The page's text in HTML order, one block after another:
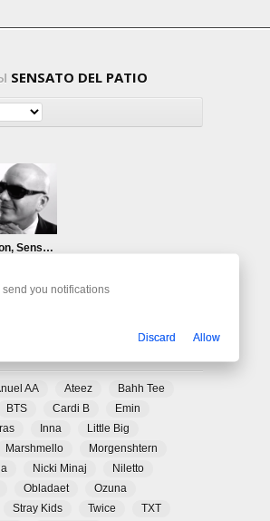
SENSATO DEL PATIO
Pitbull ft. Lil Jon, Sensato Del Patio, Black Point, El Cata — Watagatapitusberry
AA Ateez
Bahh Tee
BTS Cardi B
Emin
Inna
Little Big
Marshmello
Morgenshtern
Nicki Minaj
Niletto
Obladaet
Ozuna
Stray Kids Twice
TXT
you notifications
Discard Allow